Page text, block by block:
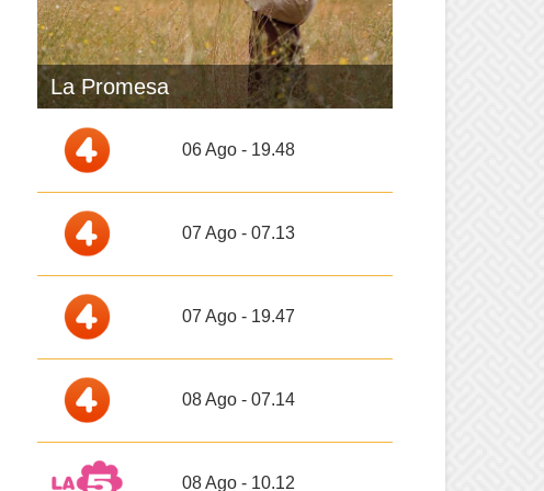
La Promesa
06 Ago - 19.48
07 Ago - 07.13
07 Ago - 19.47
08 Ago - 07.14
08 Ago - 10.12